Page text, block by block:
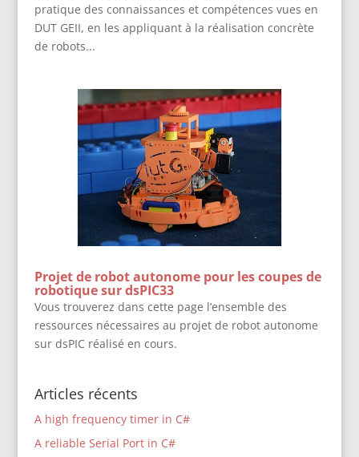
pratique des connaissances et compétences vues en
DUT GEII, en les appliquant à la réalisation concrète
de robots...
Projet de robot autonome pour les coupes de
robotique sur dsPIC33
Vous trouverez dans cette page l’ensemble des
ressources nécessaires au projet de robot autonome
sur dsPIC réalisé en cours.
Articles récents
A high frequency timer in C#
A reliable Serial Port in C#